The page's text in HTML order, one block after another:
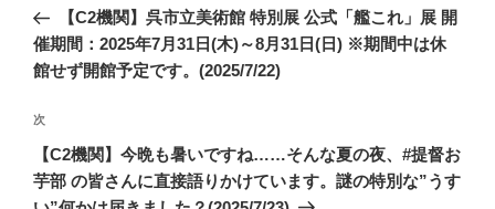
ナ
ビ
ー
シ
ョ
の
投
稿
【C2機関】呉市立美術館 特別展 公式「艦これ」展 開
催期間：2025年7月31日(木)～8月31日(日) ※期間中は休
館せず開館予定です。(2025/7/22)
次
の
投
稿
次
【C2機関】今晩も暑いですね……そんな夏の夜、#提督お
芋部 の皆さんに直接語りかけています。謎の特別な”うす